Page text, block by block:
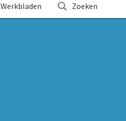
Werkbladen Zoeken